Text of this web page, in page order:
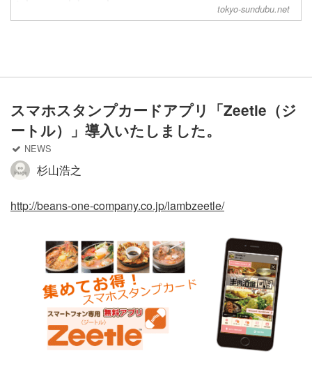
tokyo-sundubu.net
スマホスタンプカードアプリ「Zeetle（ジ
ートル）」導入いたしました。
NEWS
杉山浩之
http://beans-one-company.co.jp/lambzeetle/